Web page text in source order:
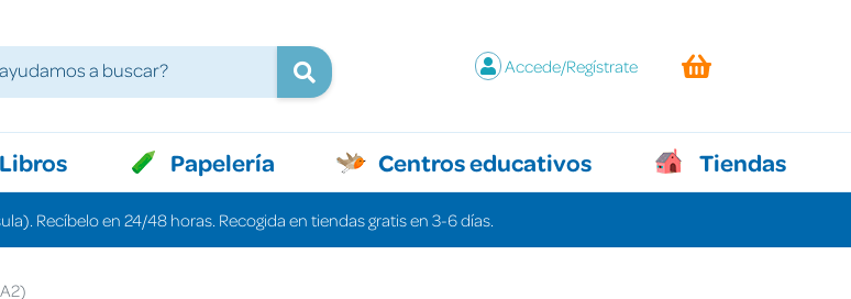
Accede/Regístrate
Libros Papelería Centros educativos Tiendas
Recíbelo en 24/48 horas. Recogida en tiendas gratis en 3-6 días.